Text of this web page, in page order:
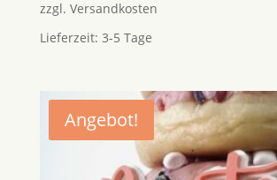
13,95 €12,95 €.
zzgl. Versandkosten
Lieferzeit: 3-5 Tage
Angebot!